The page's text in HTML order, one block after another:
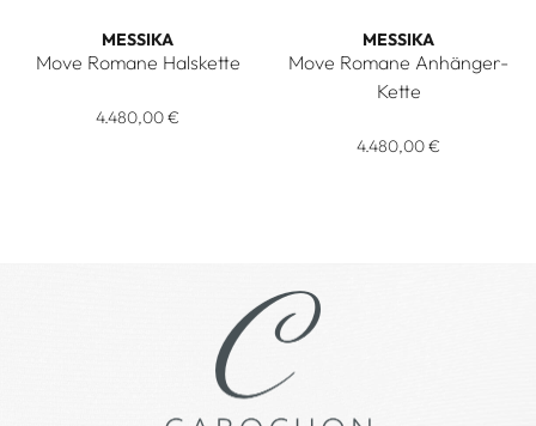
MESSIKA
Move Romane Halskette
Messika Move Romane Halskette, Ref: 07158-YG, Preis:
4.480,00 €
MESSIKA
Move Romane Anhänger-
Kette
4.480,00 €